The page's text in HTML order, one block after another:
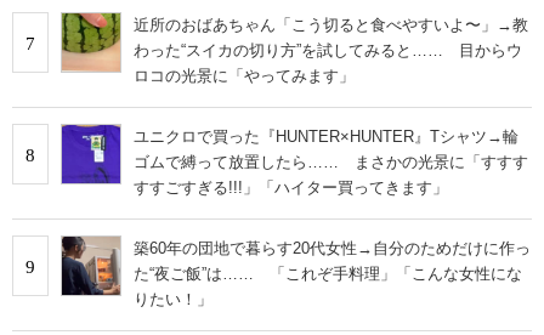
7
近所のおばあちゃん「こう切ると食べやすいよ〜」→教
わった“スイカの切り方”を試してみると…… 目からウ
ロコの光景に「やってみます」
8
ユニクロで買った『HUNTER×HUNTER』Tシャツ→輪
ゴムで縛って放置したら…… まさかの光景に「すすす
すすごすぎる!!!」「ハイター買ってきます」
9
築60年の団地で暮らす20代女性→自分のためだけに作っ
た“夜ご飯”は…… 「これぞ手料理」「こんな女性にな
りたい！」